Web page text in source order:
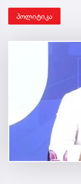
პოლიტიკა